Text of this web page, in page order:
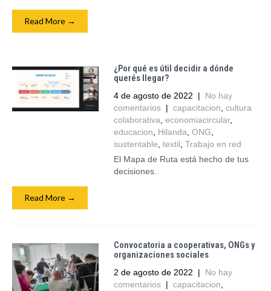
Read More →
¿Por qué es útil decidir a dónde
querés llegar?
4 de agosto de 2022 | No hay
comentarios | capacitacion cultura
colaborativa economiacircular,
educacion
Hilanda ONG
sustentable textil Trabajo en red
El Mapa de Ruta está hecho de tus
decisiones.
Read More →
Convocatoria a cooperativas, ONGs y
organizaciones sociales
2 de agosto de 2022 | No hay
comentarios | capacitacion